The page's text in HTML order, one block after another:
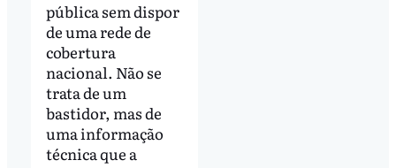
pública sem dispor
de uma rede de
cobertura
nacional. Não se
trata de um
bastidor, mas de
uma informação
técnica que a